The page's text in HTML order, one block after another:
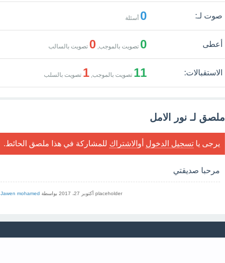
صوت لـ: 0 أسئلة
أعطى 0 تصويت بالموجب,0 تصويت بالسالب
الاستقبالات: 11 تصويت بالموجب,1 تصويت بالسلب
ملصق لـ نور الامل
يرجى ياتسجيل الدخول أو الاشتراك للمشاركة في هذا ملصق الحائط.
مرحبا صديقتي
placeholder أكتوبر 27، 2017 بواسطة Jawen mohamed